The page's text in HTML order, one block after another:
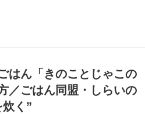
の炊き込みごはんのつくり方のつく
はん「きのことじゃこの
／ごはん同盟・しらいの
く”